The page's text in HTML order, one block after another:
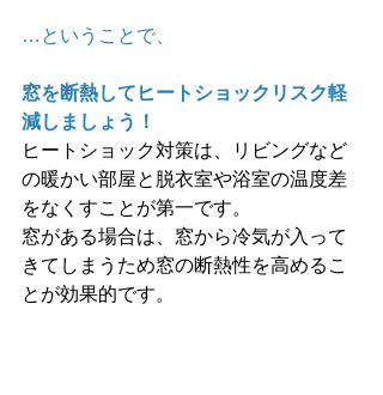
…ということで、
窓を断熱してヒートショックリスク軽
減しましょう！
ヒートショック対策は、リビングなど
の暖かい部屋と脱衣室や浴室の温度差
をなくすことが第一です。
窓がある場合は、窓から冷気が入って
きてしまうため窓の断熱性を高めるこ
とが効果的です。